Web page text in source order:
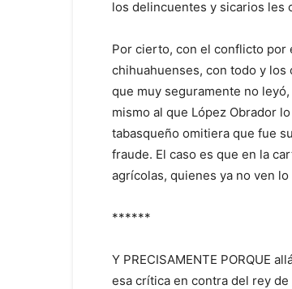
los delincuentes y sicarios les
Por cierto, con el conflicto por
chihuahuenses, con todo y
que muy seguramente no
mismo al que López Obrador
tabasqueño omitiera que fue
fraude. El caso es que en la
agrícolas, quienes ya no ven
******
Y PRECISAMENTE PORQUE
esa crítica en contra del rey